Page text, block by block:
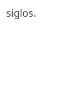
siglos.